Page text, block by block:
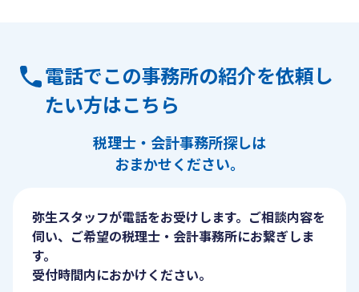
電話でこの事務所の紹介を依頼し
たい方はこちら
税理士・会計事務所探しは
おまかせください。
弥生スタッフが電話をお受けします。ご相談内容を
伺い、ご希望の税理士・会計事務所にお繋ぎしま
す。
受付時間内におかけください。